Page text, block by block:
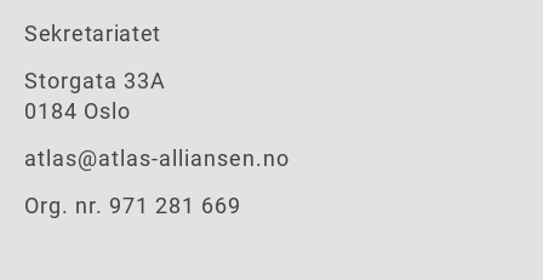
Sekretariatet
Storgata 33A
0184 Oslo
atlas@atlas-alliansen.no
Org. nr. 971 281 669